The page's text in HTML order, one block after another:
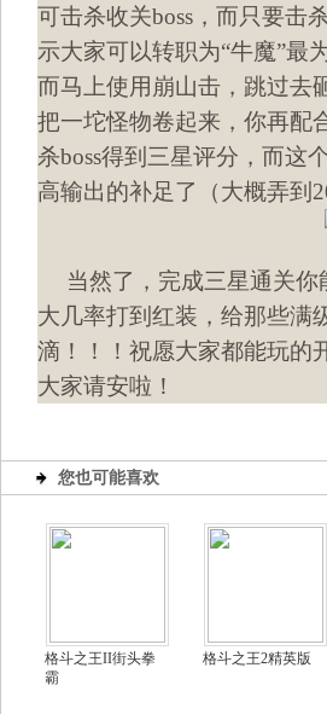
可击杀收关boss，而只要击
示大家可以转职为“牛魔”最
而马上使用崩山击，跳过去
把一坨怪物卷起来，你再配
杀boss得到三星评分，而这
高输出的补足了（大概弄到
当然了，完成三星通关
大几率打到红装，给那些满
滴！！！祝愿大家都能玩的
大家请安啦！
您也可能喜欢
格斗之王II街头拳
霸
格斗之王2精英版